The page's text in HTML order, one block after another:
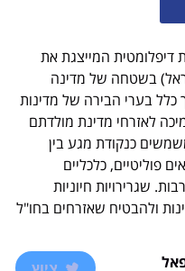
דיפלומטית המייצגת את
בשטחה של מדינה
כלל בערי הבירה של מדינות
לאזרחי מדינת מולדתם
כנקודת מגע בין
פוליטיים, כלכליים
שגרירויות חיוניות
ולהבטיח שאזרחים בחו"ל